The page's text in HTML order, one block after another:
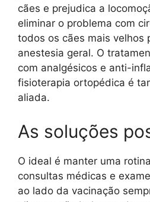
cães e prejudica a
eliminar o problema com
todos os cães mais velhos
anestesia geral. O
com analgésicos e anti-
fisioterapia ortopédica é
aliada.
As soluções
O ideal é manter uma
consultas médicas e
ao lado da vacinação